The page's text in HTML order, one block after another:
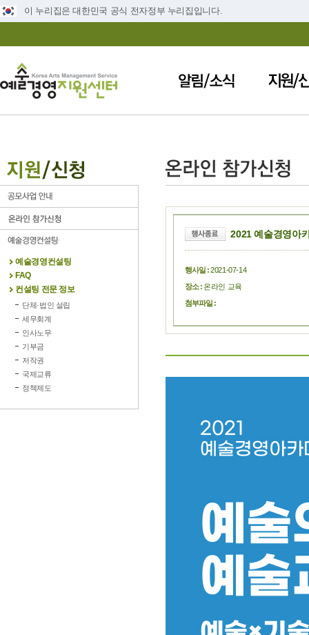
이 누리집은 대한민국 공식 전자정부 누리집입니다.
예술경영컨설팅
FAQ
컨설팅 전문 정보
단체·법인 설립
세무회계
인사노무
기부금
저작권
국제교류
정책제도
2021 예술경영아
행사일 :2021-07-14
장소 :온라인 교육
첨부파일 :